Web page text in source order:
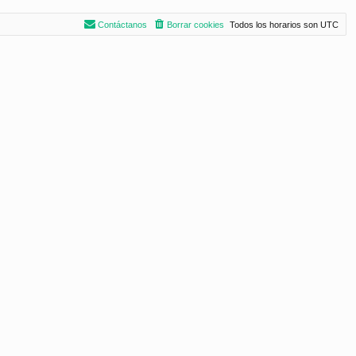
Todos los horarios son UTC
Borrar cookies
Contáctanos